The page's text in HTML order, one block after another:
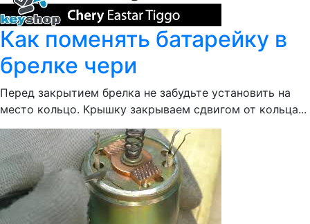
Как поменять батарейку в
брелке чери
Перед закрытием брелка не забудьте установить на
место кольцо. Крышку закрываем сдвигом от кольца...